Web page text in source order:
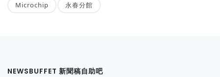
Microchip 永春分館
NEWSBUFFET 新聞稿自助吧